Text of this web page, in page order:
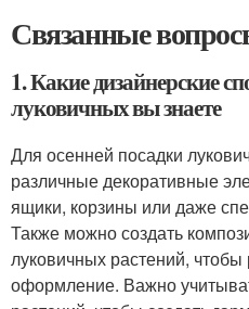
Связанные
1. Какие дизайнерские
луковичных вы знаете
Для осенней посадки
различные декоративные
ящики, корзины или даже
Также можно создать
луковичных растений, чтобы
оформление. Важно